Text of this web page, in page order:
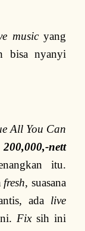
musicyang
bisa nyanyi
All You Can
200,000,-nett
itu.
fresh, suasana
ada live
Fixsih ini